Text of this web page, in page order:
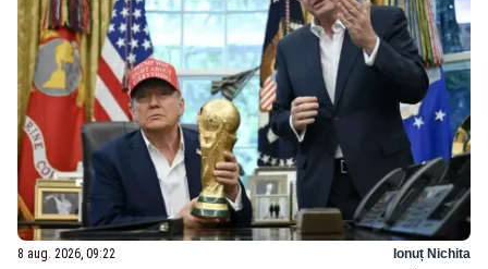
8 aug. 2026, 09:22 Ionuț Nichita